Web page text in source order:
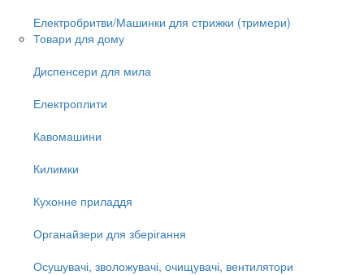
Електробритви/Машинки для стрижки (тримери)
Товари для дому
Диспенсери для мила
Електроплити
Кавомашини
Килимки
Кухонне приладдя
Органайзери для зберігання
Осушувачі, зволожувачі, очищувачі, вентилятори